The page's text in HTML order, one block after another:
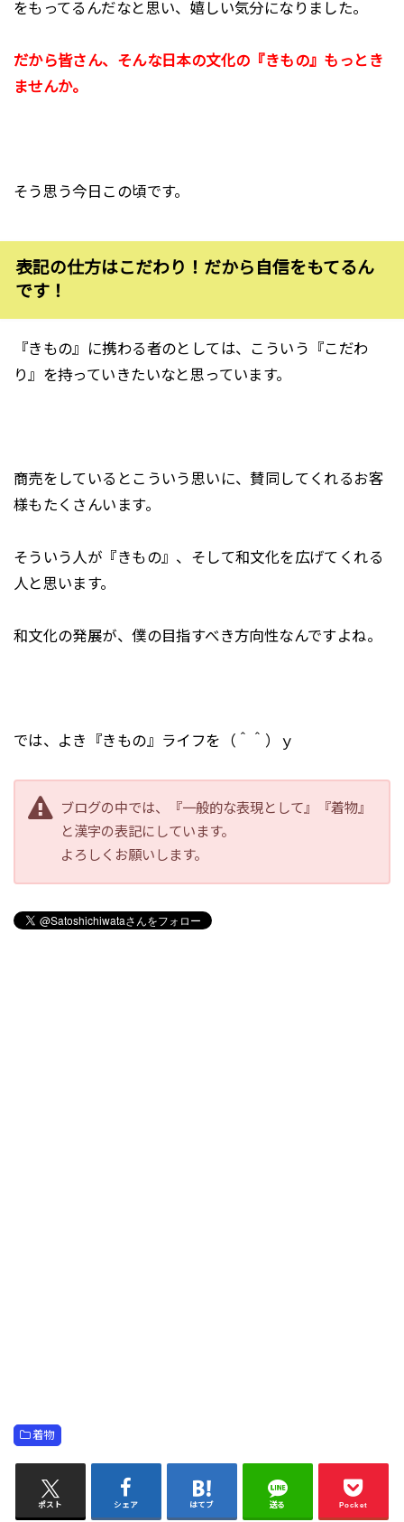
をもってるんだなと思い、嬉しい気分になりました。
だから皆さん、そんな日本の文化の『きもの』もっとき
ませんか。
そう思う今日この頃です。
表記の仕方はこだわり！だから自信をもてるん
です！
『きもの』に携わる者のとしては、こういう『こだわ
り』を持っていきたいなと思っています。
商売をしているとこういう思いに、賛同してくれるお客
様もたくさんいます。
そういう人が『きもの』、そして和文化を広げてくれる
人と思います。
和文化の発展が、僕の目指すべき方向性なんですよね。
では、よき『きもの』ライフを（＾＾）ｙ
ブログの中では、『一般的な表現として』『着物』
と漢字の表記にしています。
よろしくお願いします。
着物
ポスト シェア はてブ 送る Pocket